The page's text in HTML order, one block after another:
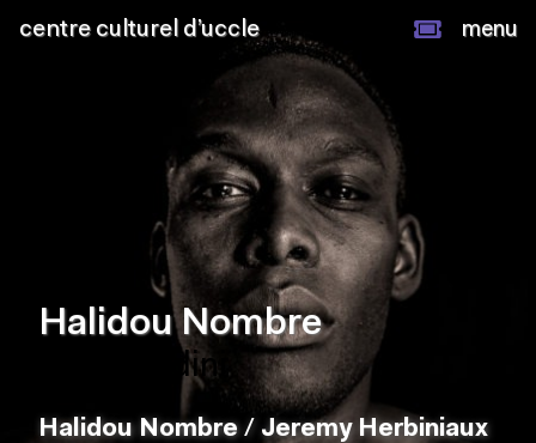
centre culturel d’uccle menu
Halidou Nombre
Duo Dandini
Halidou Nombre/ Jeremy Herbiniaux